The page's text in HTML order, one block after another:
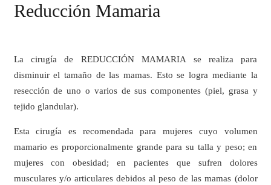
Reducción Mamaria
La cirugía de REDUCCIÓN MAMARIA se realiza para
disminuir el tamaño de las mamas. Esto se logra mediante la
resección de uno o varios de sus componentes (piel, grasa y
tejido glandular).
Esta cirugía es recomendada para mujeres cuyo volumen
mamario es proporcionalmente grande para su talla y peso; en
mujeres con obesidad; en pacientes que sufren dolores
musculares y/o articulares debidos al peso de las mamas (dolor